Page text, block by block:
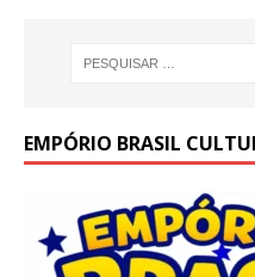
EMPÓRIO BRASIL